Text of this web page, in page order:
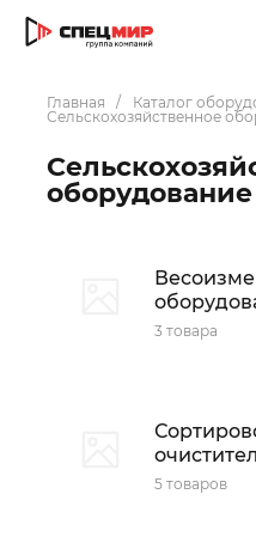
Главная
Каталог
Сельскохозяйственное
оборудование
3 товара
5 товаров